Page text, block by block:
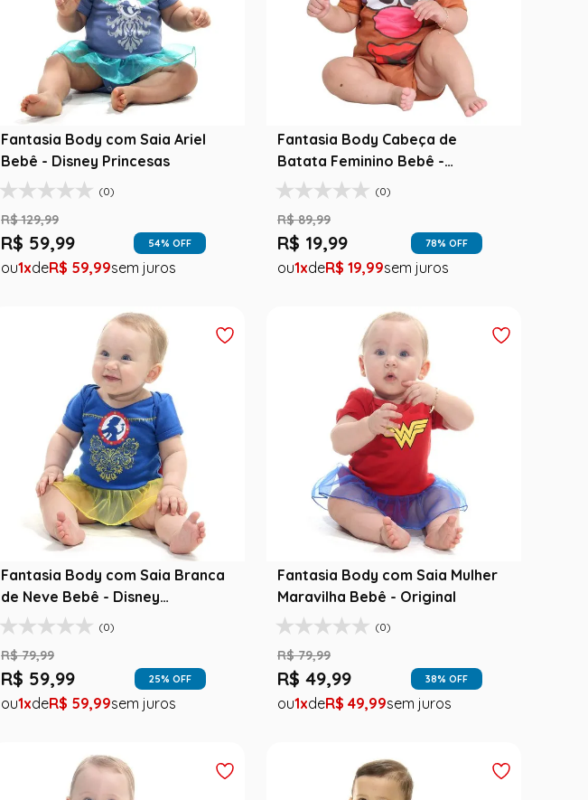
Fantasia Body com Saia Ariel
Bebê - Disney Princesas
(0)
R$ 129,99
R$ 59,99 54% OFF
1 R$ 59,99
Fantasia Body Cabeça de
Batata Feminino Bebê -
Original
(0)
R$ 89,99
R$ 19,99 78% OFF
1 R$ 19,99
Fantasia Body com Saia Branca
de Neve Bebê - Disney
Princesas
(0)
R$ 79,99
R$ 59,99 25% OFF
1 R$ 59,99
Fantasia Body com Saia Mulher
Maravilha Bebê - Original
(0)
R$ 79,99
R$ 49,99 38% OFF
1 R$ 49,99